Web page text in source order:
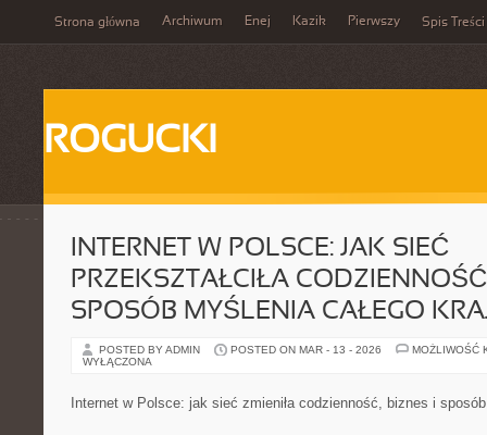
Strona główna Archiwum Enej Kazik Pierwszy Spis Treści
ROGUCKI
INTERNET W POLSCE: JAK SIEĆ
PRZEKSZTAŁCIŁA
SPOSÓB MYŚLENIA CAŁEGO
POSTED BY ADMIN POSTED ON MAR - 13 - 2026
MOŻLIWOŚĆ
WYŁĄCZONA
Internet w Polsce: jak sieć zmieniła codzienność, biznes i